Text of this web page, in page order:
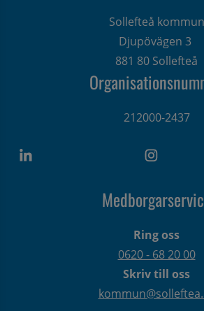
Sollefteå kommun
Djupövägen 3
881 80 Sollefteå
212000-2437
Ring oss
0620 - 68 20 00
Skriv till oss